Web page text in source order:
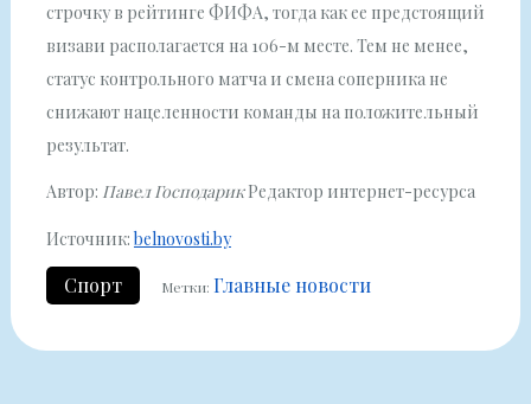
строчку в рейтинге ФИФА, тогда как ее предстоящий
визави располагается на 106-м месте. Тем не менее,
статус контрольного матча и смена соперника не
снижают нацеленности команды на положительный
результат.
Автор: Павел ГосподарикРедактор интернет-ресурса
Источник: belnovosti.by
Спорт Метки: Главные новости